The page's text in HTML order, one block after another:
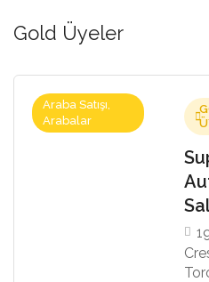
Gold Üyeler
Araba Satışı,
Arabalar